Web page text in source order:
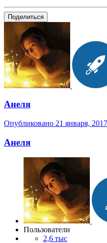
Поделиться
Анеля
Опубликовано 21 января, 2017
Анеля
Пользователи
2,6 тыс